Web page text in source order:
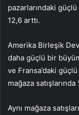
pazarlarındaki
12,6 arttı.
Amerika Birleşik
daha güçlü bir
ve Fransa’daki
mağaza
Aynı mağaza